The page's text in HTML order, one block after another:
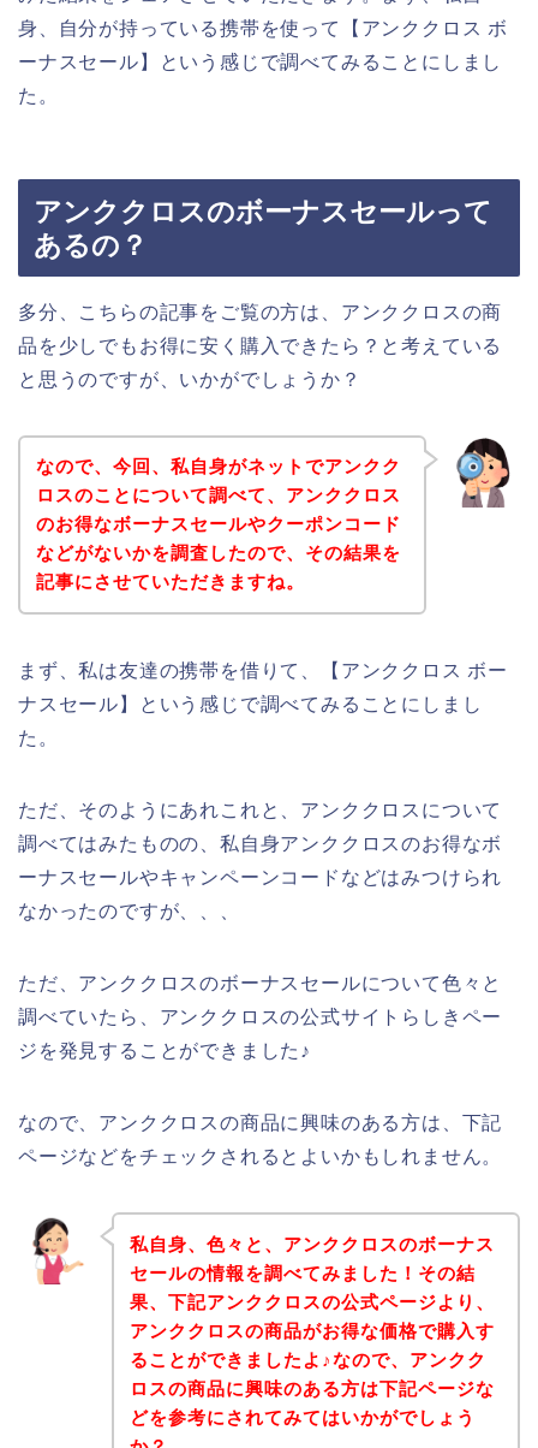
身、自分が持っている携帯を使って【アンククロス ボ
ーナスセール】という感じで調べてみることにしまし
た。
アンククロスのボーナスセールって
あるの？
多分、こちらの記事をご覧の方は、アンククロスの商
品を少しでもお得に安く購入できたら？と考えている
と思うのですが、いかがでしょうか？
なので、今回、私自身がネットでアンクク
ロスのことについて調べて、アンククロス
のお得なボーナスセールやクーポンコード
などがないかを調査したので、その結果を
記事にさせていただきますね。
まず、私は友達の携帯を借りて、【アンククロス ボー
ナスセール】という感じで調べてみることにしまし
た。
ただ、そのようにあれこれと、アンククロスについて
調べてはみたものの、私自身アンククロスのお得なボ
ーナスセールやキャンペーンコードなどはみつけられ
なかったのですが、、、
ただ、アンククロスのボーナスセールについて色々と
調べていたら、アンククロスの公式サイトらしきペー
ジを発見することができました♪
なので、アンククロスの商品に興味のある方は、下記
ページなどをチェックされるとよいかもしれません。
私自身、色々と、アンククロスのボーナス
セールの情報を調べてみました！その結
果、下記アンククロスの公式ページより、
アンククロスの商品がお得な価格で購入す
ることができましたよ♪なので、アンクク
ロスの商品に興味のある方は下記ページな
どを参考にされてみてはいかがでしょう